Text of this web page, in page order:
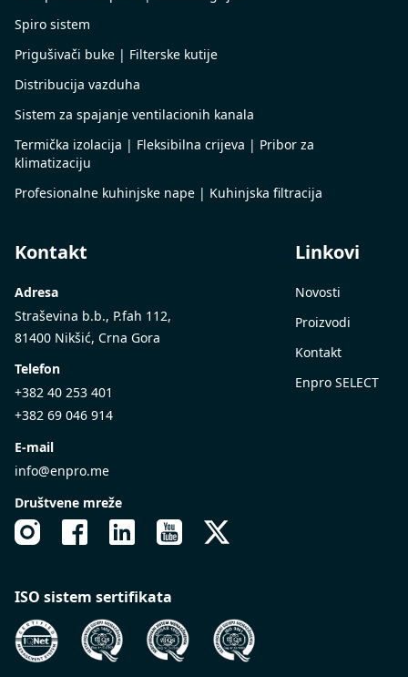
Spiro sistem
Prigušivači buke | Filterske kutije
Distribucija vazduha
Sistem za spajanje ventilacionih kanala
Termička izolacija | Fleksibilna crijeva | Pribor za
klimatizaciju
Profesionalne kuhinjske nape | Kuhinjska filtracija
Kontakt
Adresa
Straševina b.b., P.fah 112,
81400 Nikšić, Crna Gora
Telefon
+382 40 253 401
+382 69 046 914
E-mail
info@enpro.me
Društvene mreže
Linkovi
Novosti
Proizvodi
Kontakt
Enpro SELECT
ISO sistem sertifikata